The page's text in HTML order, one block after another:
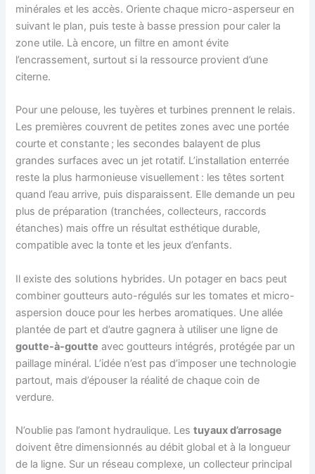
minérales et les accès. Oriente chaque micro-asperseur en
suivant le plan, puis teste à basse pression pour caler la
zone utile. Là encore, un filtre en amont évite
l’encrassement, surtout si la ressource provient d’une
citerne.
Pour une pelouse, les tuyères et turbines prennent le relais.
Les premières couvrent de petites zones avec une portée
courte et constante ; les secondes balayent de plus
grandes surfaces avec un jet rotatif. L’installation enterrée
reste la plus harmonieuse visuellement : les têtes sortent
quand l’eau arrive, puis disparaissent. Elle demande un peu
plus de préparation (tranchées, collecteurs, raccords
étanches) mais offre un résultat esthétique durable,
compatible avec la tonte et les jeux d’enfants.
Il existe des solutions hybrides. Un potager en bacs peut
combiner goutteurs auto-régulés sur les tomates et micro-
aspersion douce pour les herbes aromatiques. Une allée
plantée de part et d’autre gagnera à utiliser une ligne de
goutte-à-goutte avec goutteurs intégrés, protégée par un
paillage minéral. L’idée n’est pas d’imposer une technologie
partout, mais d’épouser la réalité de chaque coin de
verdure.
N’oublie pas l’amont hydraulique. Lestuyaux d’arrosage
doivent être dimensionnés au débit global et à la longueur
de la ligne. Sur un réseau complexe, un collecteur principal